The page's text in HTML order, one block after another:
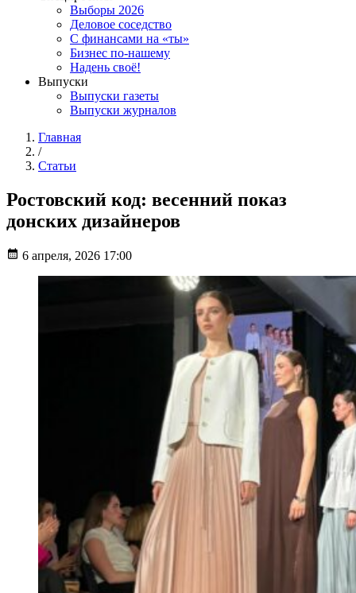
Выборы 2026
Деловое соседство
С финансами на «ты»
Бизнес по-нашему
Надень своё!
Выпуски
Выпуски газеты
Выпуски журналов
Главная
/
Статьи
Ростовский код: весенний показ
донских дизайнеров
6 апреля, 2026 17:00